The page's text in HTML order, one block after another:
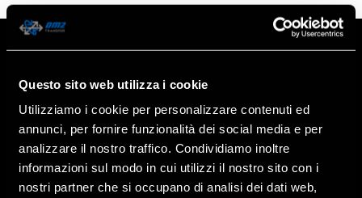
Questo sito web utilizza i cookie
Utilizziamo i cookie per personalizzare contenuti ed
annunci, per fornire funzionalità dei social media e per
analizzare il nostro traffico. Condividiamo inoltre
informazioni sul modo in cui utilizzi il nostro sito con i
nostri partner che si occupano di analisi dei dati web,